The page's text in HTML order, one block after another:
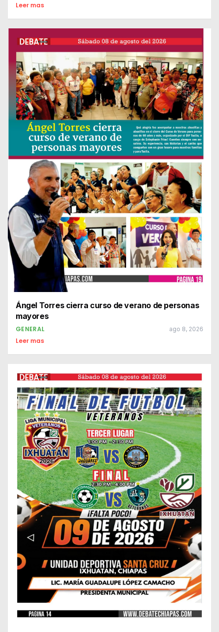
Leer mas
Ángel Torres cierra curso de verano de personas
mayores
GENERAL ago 8, 2026
Leer mas